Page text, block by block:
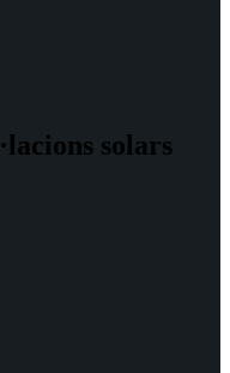
solars